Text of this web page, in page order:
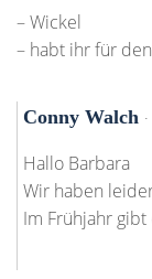
– Wickel
– habt ihr für
Conny Walch
Hallo Barbara
Wir haben
Im Frühjahr